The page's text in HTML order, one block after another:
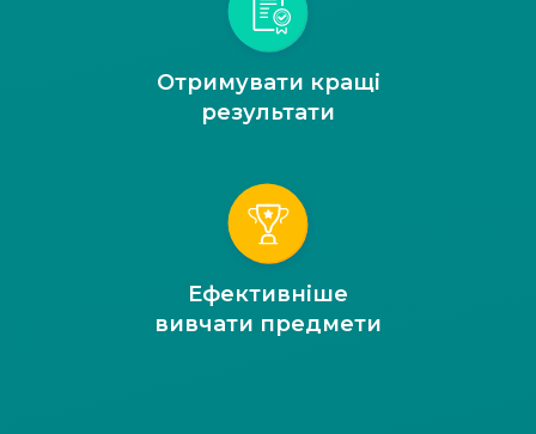
Отримувати кращі
результати
Ефективніше
вивчати предмети